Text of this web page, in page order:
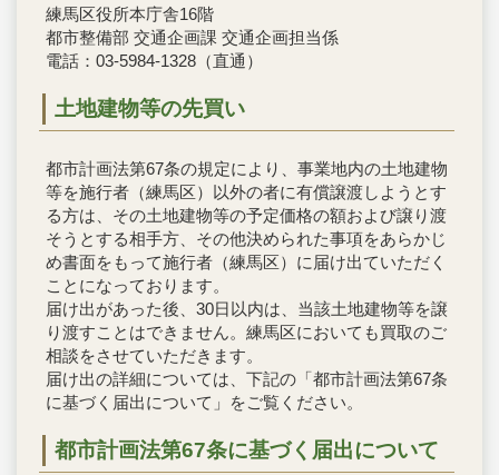
練馬区役所本庁舎16階
都市整備部 交通企画課 交通企画担当係
電話：03-5984-1328（直通）
土地建物等の先買い
都市計画法第67条の規定により、事業地内の土地建物
等を施行者（練馬区）以外の者に有償譲渡しようとす
る方は、その土地建物等の予定価格の額および譲り渡
そうとする相手方、その他決められた事項をあらかじ
め書面をもって施行者（練馬区）に届け出ていただく
ことになっております。
届け出があった後、30日以内は、当該土地建物等を譲
り渡すことはできません。練馬区においても買取のご
相談をさせていただきます。
届け出の詳細については、下記の「都市計画法第67条
に基づく届出について」をご覧ください。
都市計画法第67条に基づく届出について